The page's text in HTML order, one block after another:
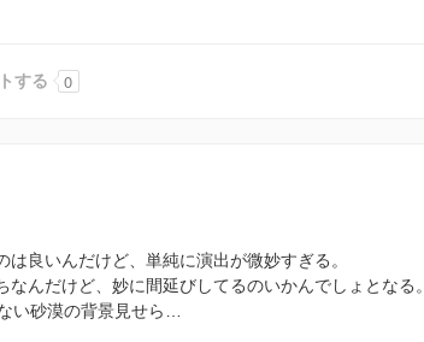
する 0
良いんだけど、単純に演出が微妙すぎる。
んだけど、妙に間延びしてるのいかんでしょとなる。
い砂漠の背景見せら…